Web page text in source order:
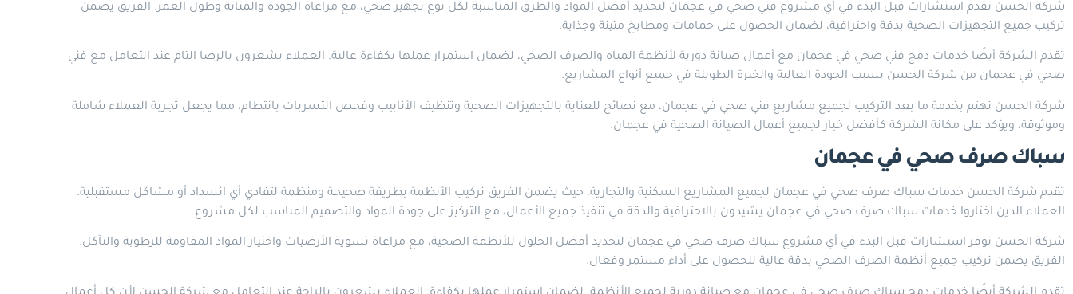
شركة الحسن تقدم استشارات قبل البدء في أي مشروع فني صحي في عجمان لتحديد أفضل المواد والطرق المناسبة لكل نوع تجهيز صحي، مع مراعاة الجودة والمتانة وطول العمر. الفريق يضمن
تركيب جميع التجهيزات الصحية بدقة واحترافية، لضمان الحصول على حمامات ومطابخ متينة وجذابة.
تقدم الشركة أيضًا خدمات دمج فني صحي في عجمان مع أعمال صيانة دورية لأنظمة المياه والصرف الصحي، لضمان استمرار عملها بكفاءة عالية. العملاء يشعرون بالرضا التام عند التعامل مع فني
صحي في عجمان من شركة الحسن بسبب الجودة العالية والخبرة الطويلة في جميع أنواع المشاريع.
شركة الحسن تهتم بخدمة ما بعد التركيب لجميع مشاريع فني صحي في عجمان، مع نصائح للعناية بالتجهيزات الصحية وتنظيف الأنابيب وفحص التسربات بانتظام، مما يجعل تجربة العملاء شاملة
وموثوقة، ويؤكد على مكانة الشركة كأفضل خيار لجميع أعمال الصيانة الصحية في عجمان.
سباك صرف صحي في عجمان
تقدم شركة الحسن خدمات سباك صرف صحي في عجمان لجميع المشاريع السكنية والتجارية، حيث يضمن الفريق تركيب الأنظمة بطريقة صحيحة ومنظمة لتفادي أي انسداد أو مشاكل مستقبلية.
العملاء الذين اختاروا خدمات سباك صرف صحي في عجمان يشيدون بالاحترافية والدقة في تنفيذ جميع الأعمال، مع التركيز على جودة المواد والتصميم المناسب لكل مشروع.
شركة الحسن توفر استشارات قبل البدء في أي مشروع سباك صرف صحي في عجمان لتحديد أفضل الحلول للأنظمة الصحية، مع مراعاة تسوية الأرضيات واختيار المواد المقاومة للرطوبة والتآكل.
الفريق يضمن تركيب جميع أنظمة الصرف الصحي بدقة عالية للحصول على أداء مستمر وفعال.